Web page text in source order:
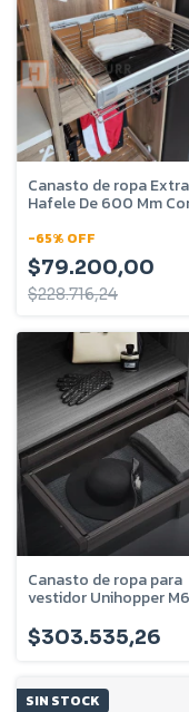
Canasto de ropa
Hafele De 600 Mm
805.93.401
-65% OFF
$79.200,00
$228.716,24
Canasto de ropa para
vestidor Unihopper
$303.535,26
SIN STOCK